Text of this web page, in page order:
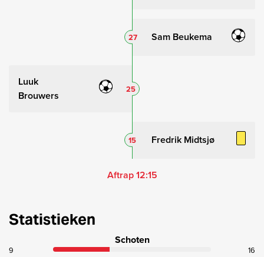
Sam Beukema
27
Luuk
Brouwers
25
Fredrik Midtsjø
15
Aftrap 12:15
Statistieken
Schoten
9 16